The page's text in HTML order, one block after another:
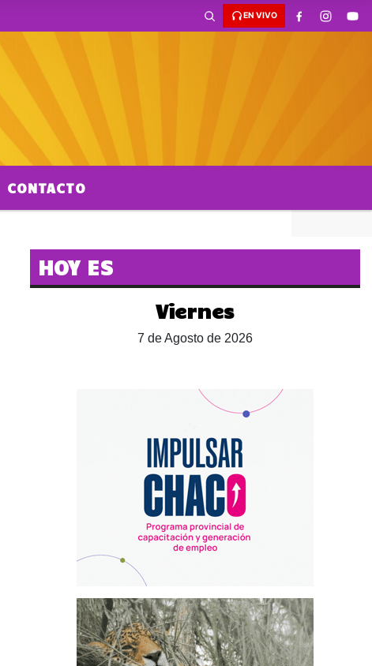
EN VIVO
CONTACTO
HOY ES
Viernes
7 de Agosto de 2026